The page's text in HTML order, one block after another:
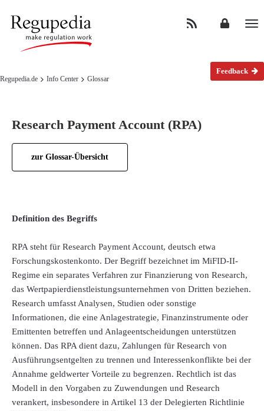
Regupedia.de Info Center Glossar
Feedback
Research Payment Account (RPA)
zur Glossar-Übersicht
Definition des Begriffs
RPA steht für Research Payment Account, deutsch etwa
Forschungskostenkonto. Der Begriff bezeichnet im MiFID-II-
Regime ein separates Verfahren zur Finanzierung von Research,
das Wertpapierdienstleistungsunternehmen von Dritten beziehen.
Research umfasst Analysen, Studien oder sonstige
Informationen, die eine Anlagestrategie, Finanzinstrumente oder
Emittenten betreffen und Anlageentscheidungen unterstützen
können. Das RPA dient dazu, Zahlungen für Research von
Ausführungsentgelten zu trennen und Interessenkonflikte bei der
Annahme geldwerter Vorteile zu begrenzen. Rechtlich ist das
Modell in den Vorgaben zu Zuwendungen und Research
verankert, insbesondere in Artikel 13 der Delegierten Richtlinie